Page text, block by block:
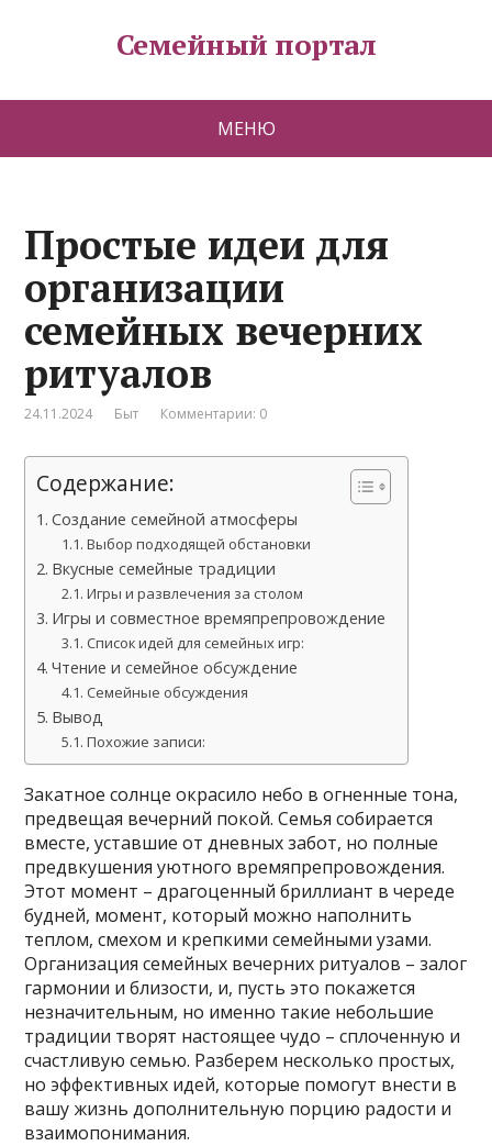
Семейный портал
МЕНЮ
Простые идеи для
организации
семейных вечерних
ритуалов
24.11.2024 Быт Комментарии: 0
Содержание:
Создание семейной атмосферы
Выбор подходящей обстановки
Вкусные семейные традиции
Игры и развлечения за столом
Игры и совместное времяпрепровождение
Список идей для семейных игр:
Чтение и семейное обсуждение
Семейные обсуждения
Вывод
Похожие записи:
Закатное солнце окрасило небо в огненные тона,
предвещая вечерний покой. Семья собирается
вместе, уставшие от дневных забот, но полные
предвкушения уютного времяпрепровождения.
Этот момент – драгоценный бриллиант в череде
будней, момент, который можно наполнить
теплом, смехом и крепкими семейными узами.
Организация семейных вечерних ритуалов – залог
гармонии и близости, и, пусть это покажется
незначительным, но именно такие небольшие
традиции творят настоящее чудо – сплоченную и
счастливую семью. Разберем несколько простых,
но эффективных идей, которые помогут внести в
вашу жизнь дополнительную порцию радости и
взаимопонимания.